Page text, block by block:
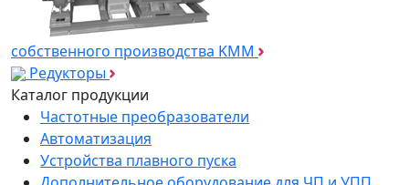
собственного производства KMM
Редукторы
Каталог продукции
Частотные преобразователи
Автоматизация
Устройства плавного пуска